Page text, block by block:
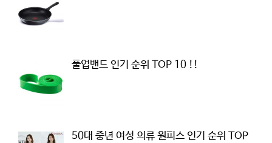
풀업밴드 인기 순위 TOP 10 !!
50대 중년 여성 의류 원피스 인기 순위 TOP